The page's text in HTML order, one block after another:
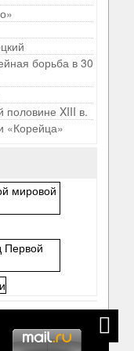
борьба в 30
половине XIII в.
«Корейца»